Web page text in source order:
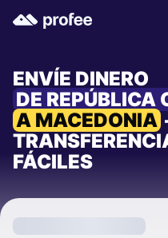
ENVÍE DINERO
DE REPÚBLICA
A MACEDONIA
FÁCILES